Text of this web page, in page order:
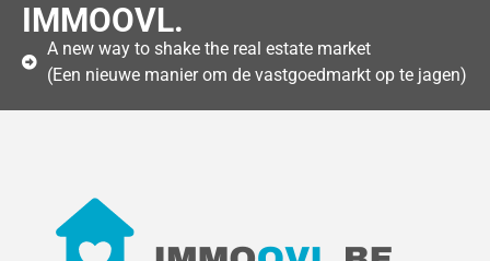
IMMOOVL.
A new way to shake the real estate market
(Een nieuwe manier om de vastgoedmarkt op te jagen)